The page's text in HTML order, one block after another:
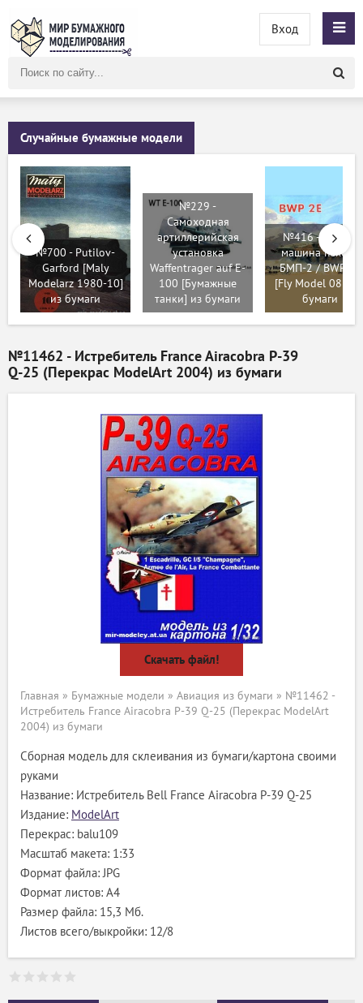
сайту
Вход
Случайные бумажные модели
№700 - Putilov-
Garford [Maly
Modelarz 1980-10]
из бумаги
№229 -
Самоходная
артиллерийская
установка
Waffentrager auf E-
100 [Бумажные
танки] из бумаги
№416 - Боевая
машина пехоты
БМП-2 / BWP 2E
[Fly Model 083]
бумаги
№11462 - Истребитель France Airacobra P-39
Q-25 (Перекрас ModelArt 2004) из бумаги
Скачать файл!
Главная » Бумажные модели » Авиация из бумаги » №11462 -
Истребитель France Airacobra P-39 Q-25 (Перекрас ModelArt
2004) из бумаги
Сборная модель для склеивания из бумаги/картона своими
руками
Название: Истребитель Bell France Airacobra P-39 Q-25
Издание: ModelArt
Перекрас: balu109
Масштаб макета: 1:33
Формат файла: JPG
Формат листов: A4
Размер файла: 15,3 Мб.
Листов всего/выкройки: 12/8